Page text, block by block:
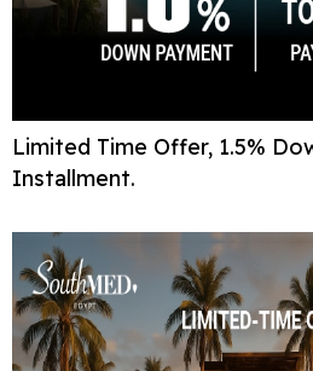
Limited Time Offer, 1.5%
Installment.